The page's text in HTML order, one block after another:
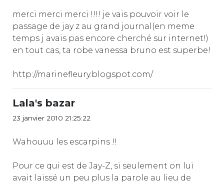
merci merci merci !!!! je vais pouvoir voir le
passage de jay z au grand journal(en meme
temps j avais pas encore cherché sur internet!)
en tout cas, ta robe vanessa bruno est superbe!
http://marinefleury.blogspot.com/
Lala's bazar
23 janvier 2010 21:25:22
Wahouuu les escarpins !!
Pour ce qui est de Jay-Z, si seulement on lui
avait laissé un peu plus la parole au lieu de